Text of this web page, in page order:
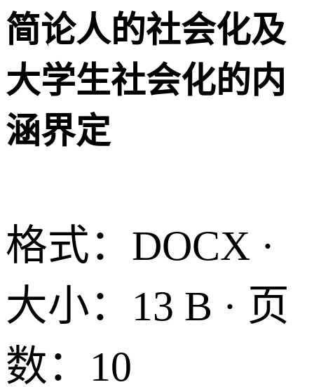
简论人的社会化及
大学生社会化的内
涵界定
格式：DOCX ·
大小：13 B · 页
数：10